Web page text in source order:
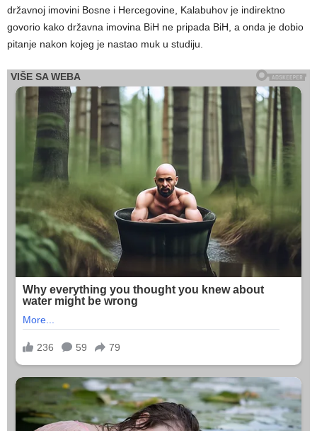
državnoj imovini Bosne i Hercegovine, Kalabuhov je indirektno
govorio kako državna imovina BiH ne pripada BiH, a onda je dobio
pitanje nakon kojeg je nastao muk u studiju.